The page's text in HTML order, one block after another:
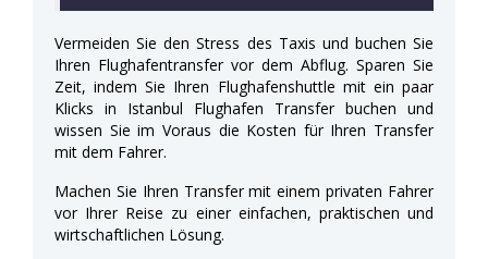
Vermeiden Sie den Stress des Taxis und buchen Sie
Ihren Flughafentransfer vor dem Abflug. Sparen Sie
Zeit, indem Sie Ihren Flughafenshuttle mit ein paar
Klicks in Istanbul Flughafen Transfer buchen und
wissen Sie im Voraus die Kosten für Ihren Transfer
mit dem Fahrer.
Machen Sie Ihren Transfer mit einem privaten Fahrer
vor Ihrer Reise zu einer einfachen, praktischen und
wirtschaftlichen Lösung.